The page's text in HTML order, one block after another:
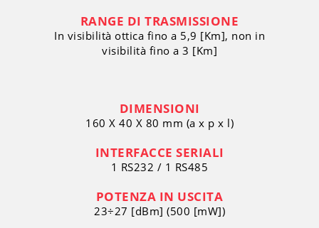
RANGE DI TRASMISSIONE
In visibilità ottica fino a 5,9 [Km], non in
visibilità fino a 3 [Km]
DIMENSIONI
160 X 40 X 80 mm (a x p x l)
INTERFACCE SERIALI
1 RS232 / 1 RS485
POTENZA IN USCITA
23÷27 [dBm] (500 [mW])